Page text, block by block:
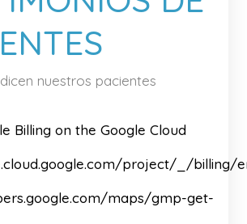
nuestros pacientes
Billing on the Google Cloud
project/_/billing/
maps/gmp-get-